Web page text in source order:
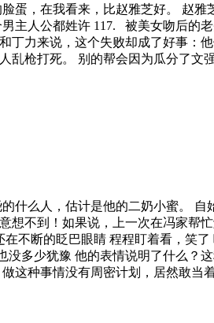
蛋，在我看来，比赵雅芝好。 赵雅
主人公都姓许 117. 被美女吻后的
力来说，这个失败却成了好事：
枪打死。 别的帮会因为瓜分了文
什么人，估计是他的二奶小蜜。 自
不到！如果说，上一次在冯家帮
不断的眨巴眼睛 程程盯着看，笑了
多少犹豫 他的表情说明了什么？
这种事情没有周密计划，居然敢当